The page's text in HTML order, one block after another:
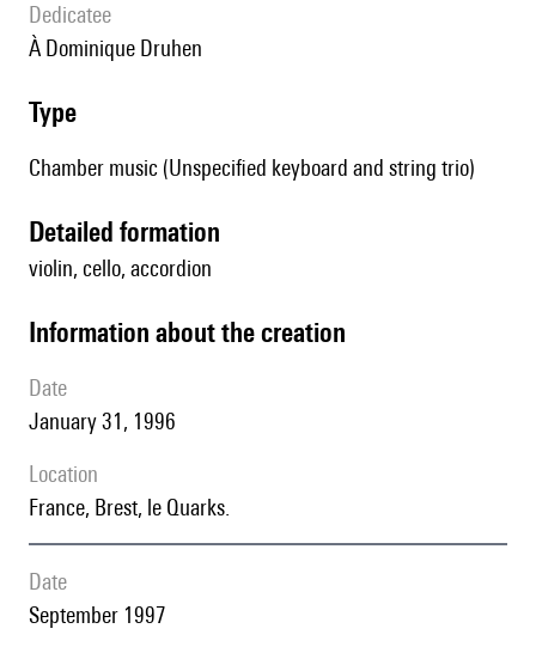
Dedicatee
à Dominique Druhen
type
Chamber music (Unspecified keyboard and string trio)
detailed formation
violin, cello, accordion
information about the creation
date
January 31, 1996
location
France, Brest, le Quarks.
date
September 1997